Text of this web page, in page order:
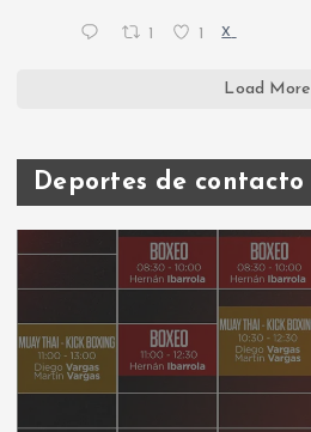
1 1 X
Load More
Deportes de contacto